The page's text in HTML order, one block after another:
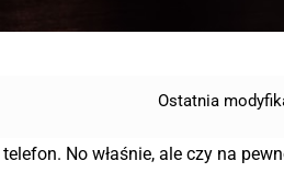
Ostatnia
telefon. No właśnie, ale czy na